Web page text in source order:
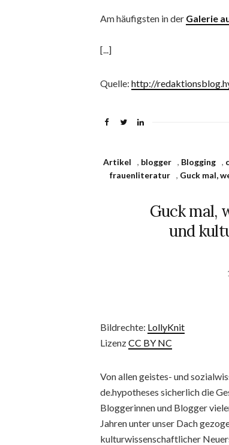
Am häufigsten in der Galerie
[...]
Quelle: http://
Artikel , blogger , Blogging ,
frauenliteratur , Guck mal,
Guck mal,
und
Bildrechte: LollyKnit
LizenzCC BY NC
Von allen geistes- und
de.hypotheses sicherlich die
Bloggerinnen und Blogger
Jahren unter unser Dach
kulturwissenschaftlicher